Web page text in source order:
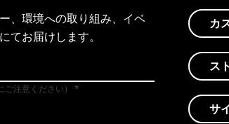
、環境への取り組み、イベ
てお届けします。
注意ください）
カ
ス
サ